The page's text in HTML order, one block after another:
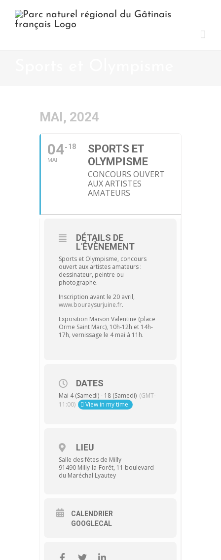
contenu
MAI, 2024
04
MAI
18
SPORTS ET
OLYMPISME
CONCOURS OUVERT
AUX ARTISTES
AMATEURS
DÉTAILS DE
L'ÉVÈNEMENT
Sports et Olympisme, concours
ouvert aux artistes amateurs :
dessinateur, peintre ou
photographe.
Inscription avant le 20 avril,
www.bouraysurjuine.fr.
Exposition Maison Valentine (place
Orme Saint Marc), 10h-12h et 14h-
17h, vernissage le 4 mai à 11h.
DATES
Mai 4 (Samedi) - 18 (Samedi) (GMT-
11:00)
View in my time
LIEU
Salle des fêtes de Milly
91490 Milly-la-Forêt, 11 boulevard
du Maréchal Lyautey
CALENDRIER
GOOGLECAL